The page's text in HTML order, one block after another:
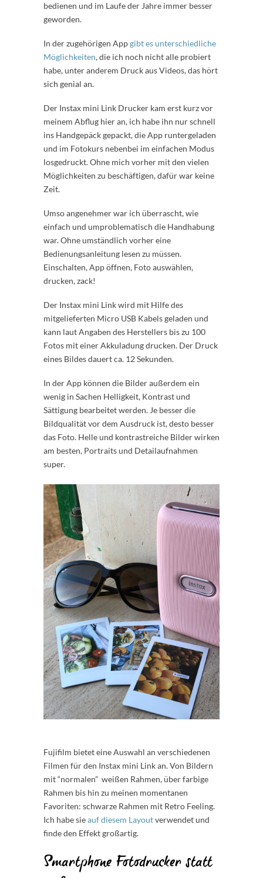
bedienen und im Laufe der Jahre immer besser
geworden.
In der zugehörigen Appgibt es unterschiedliche
Möglichkeiten, die ich noch nicht alle probiert
habe, unter anderem Druck aus Videos, das hört
sich genial an.
Der Instax mini Link Drucker kam erst kurz vor
meinem Abflug hier an, ich habe ihn nur schnell
ins Handgepäck gepackt, die App runtergeladen
und im Fotokurs nebenbei im einfachen Modus
losgedruckt. Ohne mich vorher mit den vielen
Möglichkeiten zu beschäftigen, dafür war keine
Zeit.
Umso angenehmer war ich überrascht, wie
einfach und umproblematisch die Handhabung
war. Ohne umständlich vorher eine
Bedienungsanleitung lesen zu müssen.
Einschalten, App öffnen, Foto auswählen,
drucken, zack!
Der Instax mini Link wird mit Hilfe des
mitgelieferten Micro USB Kabels geladen und
kann laut Angaben des Herstellers bis zu 100
Fotos mit einer Akkuladung drucken. Der Druck
eines Bildes dauert ca. 12 Sekunden.
In der App können die Bilder außerdem ein
wenig in Sachen Helligkeit, Kontrast und
Sättigung bearbeitet werden. Je besser die
Bildqualität vor dem Ausdruck ist, desto besser
das Foto. Helle und kontrastreiche Bilder wirken
am besten, Portraits und Detailaufnahmen
super.
Fujifilm bietet eine Auswahl an verschiedenen
Filmen für den Instax mini Link an. Von Bildern
mit “normalen” weißen Rahmen, über farbige
Rahmen bis hin zu meinen momentanen
Favoriten: schwarze Rahmen mit Retro Feeling.
Ich habe sieauf diesem Layoutverwendet und
finde den Effekt großartig.
Smartphone Fotodrucker statt